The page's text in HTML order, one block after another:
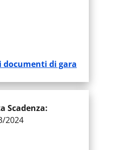
documenti di gara
Scadenza:
2024